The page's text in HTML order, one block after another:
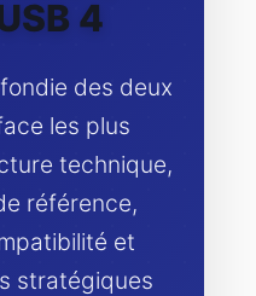
4
des deux
les plus
technique,
référence,
et
stratégiques